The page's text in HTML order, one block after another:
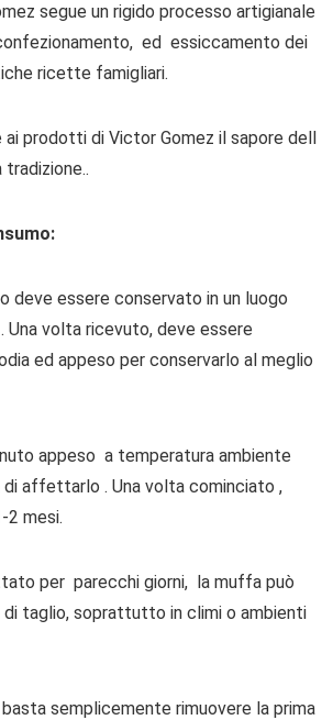
segue un rigido processo artigianale
ed essiccamento dei
ricette famigliari.
prodotti di Victor Gomez il sapore dell
tradizione..
deve essere conservato in un luogo
volta ricevuto, deve essere
ed appeso per conservarlo al meglio
appeso a temperatura ambiente
di affettarlo . Una volta cominciato ,
2 mesi.
per parecchi giorni, la muffa può
di taglio, soprattutto in climi o ambienti
semplicemente rimuovere la prima